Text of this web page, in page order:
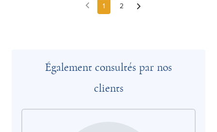
1 2
Également consultés par nos
clients